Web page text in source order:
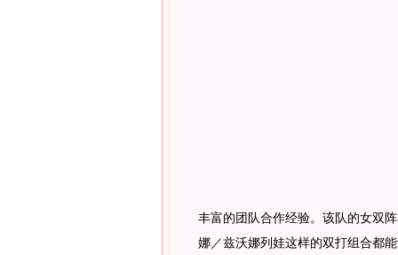
丰富的团队合作经验。该队的女双
娜／兹沃娜列娃这样的双打组合都